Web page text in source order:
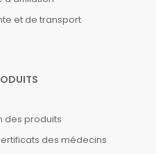
et de transport
des produits
des médecins